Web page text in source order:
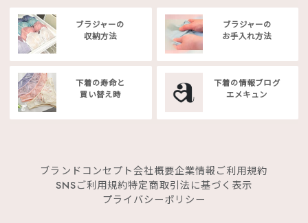
ブラジャーの
収納方法
ブラジャーの
お手入れ方法
下着の寿命と
買い替え時
下着の情報ブログ
エメキュン
ブランドコンセプト会社概要企業情報 ご利用規約
SNSご利用規約特定商取引法に基づく表示
プライバシーポリシー